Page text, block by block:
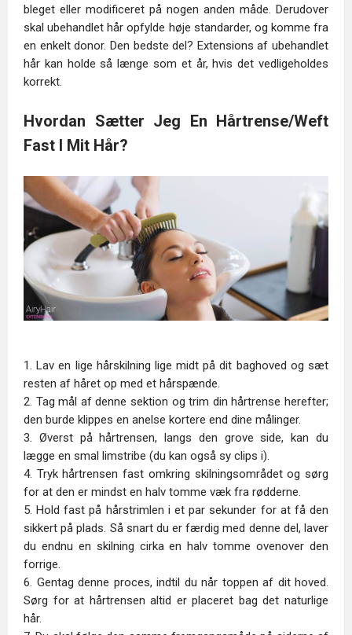
bleget eller modificeret på nogen anden måde. Derudover
skal ubehandlet hår opfylde høje standarder, og komme fra
en enkelt donor. Den bedste del? Extensions af ubehandlet
hår kan holde så længe som et år, hvis det vedligeholdes
korrekt.
Hvordan Sætter Jeg En Hårtrense/Weft
Fast I Mit Hår?
1. Lav en lige hårskilning lige midt på dit baghoved og sæt
resten af håret op med et hårspænde.
2. Tag mål af denne sektion og trim din hårtrense herefter;
den burde klippes en anelse kortere end dine målinger.
3. Øverst på hårtrensen, langs den grove side, kan du
lægge en smal limstribe (du kan også sy clips i).
4. Tryk hårtrensen fast omkring skilningsområdet og sørg
for at den er mindst en halv tomme væk fra rødderne.
5. Hold fast på hårstrimlen i et par sekunder for at få den
sikkert på plads. Så snart du er færdig med denne del, laver
du endnu en skilning cirka en halv tomme ovenover den
forrige.
6. Gentag denne proces, indtil du når toppen af dit hoved.
Sørg for at hårtrensen altid er placeret bag det naturlige
hår.